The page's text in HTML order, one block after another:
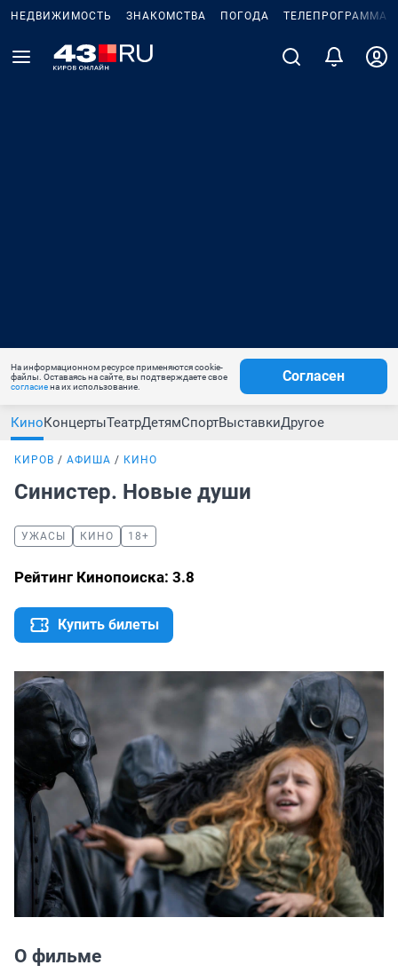
НЕДВИЖИМОСТЬ ЗНАКОМСТВА ПОГОДА ТЕЛЕПРОГРАММА
На информационном ресурсе применяются cookie-
файлы. Оставаясь на сайте, вы подтверждаете свое
согласиена их использование.
Согласен
КиноКонцертыТеатрДетямСпортВыставкиДругое
КИРОВ АФИША КИНО
Синистер. Новые души
УЖАСЫ КИНО 18+
Рейтинг Кинопоиска: 3.8
Купить билеты
О фильме